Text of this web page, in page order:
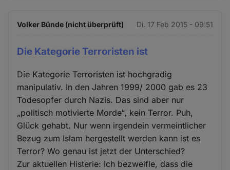
Volker Bünde (nicht überprüft) Di. 17 Feb 2015 - 09:51
Die Kategorie Terroristen ist
Die Kategorie Terroristen ist hochgradig
manipulativ. In den Jahren 1999/ 2000 gab es 23
Todesopfer durch Nazis. Das sind aber nur
„politisch motivierte Morde“, kein Terror. Puh,
Glück gehabt. Nur wenn irgendein vermeintlicher
Bezug zum Islam hergestellt werden kann ist es
Terror? Wo genau ist jetzt der Unterschied?
Zur aktuellen Histerie: Ich bezweifle, dass die